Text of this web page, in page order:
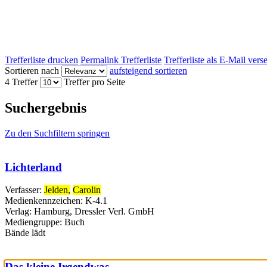
Trefferliste drucken Permalink Trefferliste Trefferliste als E-Mail
Sortieren nach
aufsteigend sortieren
4 Treffer
Treffer pro Seite
Suchergebnis
Zu den Suchfiltern springen
Lichterland
Verfasser: Jelden, Carolin
Medienkennzeichen: K-4.1
Verlag: Hamburg, Dressler Verl. GmbH
Mediengruppe: Buch
Bände lädt